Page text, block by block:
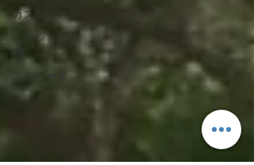
カスタムカー
ミッション修
理
アルピーヌ
ィラインがよ